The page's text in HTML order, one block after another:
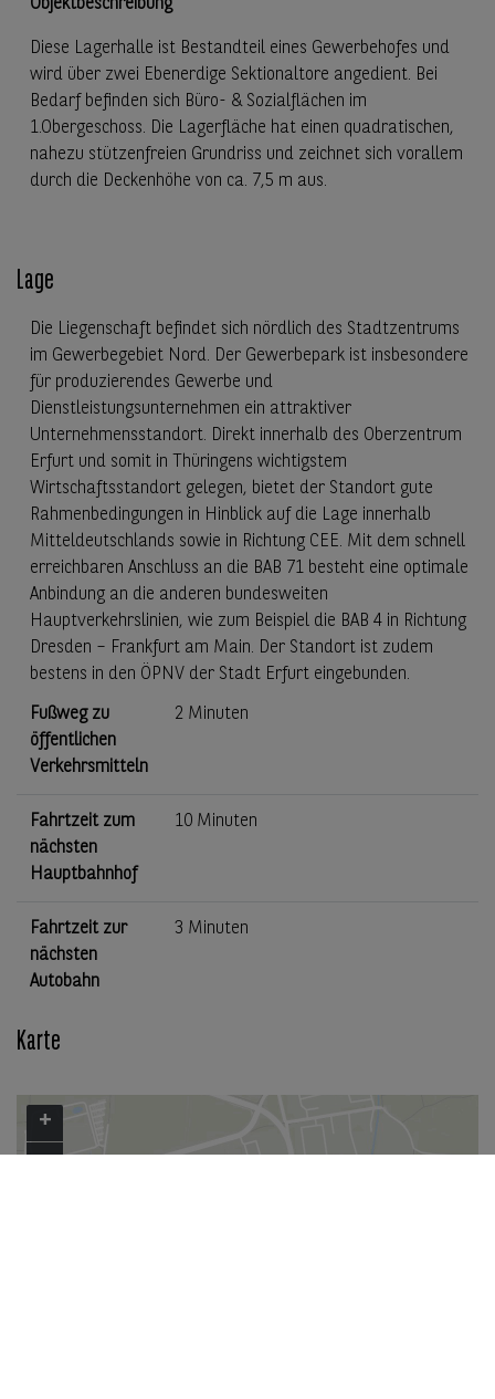
Objektbeschreibung
Diese Lagerhalle ist Bestandteil eines Gewerbehofes und
wird über zwei Ebenerdige Sektionaltore angedient. Bei
Bedarf befinden sich Büro- & Sozialflächen im
1.Obergeschoss. Die Lagerfläche hat einen quadratischen,
nahezu stützenfreien Grundriss und zeichnet sich vorallem
durch die Deckenhöhe von ca. 7,5 m aus.
Lage
Die Liegenschaft befindet sich nördlich des Stadtzentrums
im Gewerbegebiet Nord. Der Gewerbepark ist insbesondere
für produzierendes Gewerbe und
Dienstleistungsunternehmen ein attraktiver
Unternehmensstandort. Direkt innerhalb des Oberzentrum
Erfurt und somit in Thüringens wichtigstem
Wirtschaftsstandort gelegen, bietet der Standort gute
Rahmenbedingungen in Hinblick auf die Lage innerhalb
Mitteldeutschlands sowie in Richtung CEE. Mit dem schnell
erreichbaren Anschluss an die BAB 71 besteht eine optimale
Anbindung an die anderen bundesweiten
Hauptverkehrslinien, wie zum Beispiel die BAB 4 in Richtung
Dresden – Frankfurt am Main. Der Standort ist zudem
bestens in den ÖPNV der Stadt Erfurt eingebunden.
Fußweg zu
öffentlichen
Verkehrsmitteln
2 Minuten
Fahrtzeit zum
nächsten
Hauptbahnhof
10 Minuten
Fahrtzeit zur
nächsten
Autobahn
3 Minuten
Karte
+
−